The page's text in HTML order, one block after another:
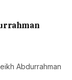
Abdurrahman